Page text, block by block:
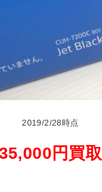
2019/2/28時点
円買取